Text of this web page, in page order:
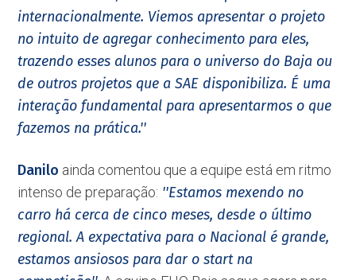
internacionalmente. Viemos apresentar o projeto
no intuito de agregar conhecimento para eles,
trazendo esses alunos para o universo do Baja ou
de outros projetos que a SAE disponibiliza. É uma
interação fundamental para apresentarmos o que
fazemos na prática.''
Danilo ainda comentou que a equipe está em ritmo
intenso de preparação: ''Estamos mexendo no
carro há cerca de cinco meses, desde o último
regional. A expectativa para o Nacional é grande,
estamos ansiosos para dar o start na